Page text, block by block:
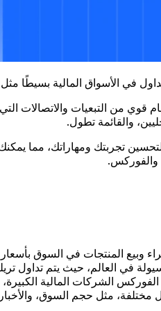
في الأسواق المالية
قوي من التبعيات والاتصالات
والقائمة تطول.
لتحسين تجربتك ومهاراتك، مما
وبيع المنتجات في السوق
في العالم، حيث يتم تداول
الشركات المالية الكبيرة،
مختلفة، مثل حجم السوق،